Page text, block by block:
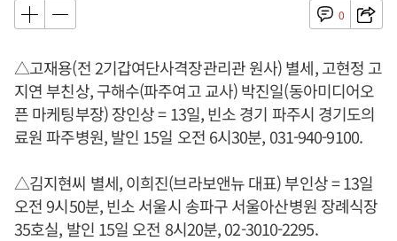
0
△고재용(전 2기갑여단사격장관리관 원사) 별세, 고현정 고
지연 부친상, 구해수(파주여고 교사) 박진일(동아미디어오
픈 마케팅부장) 장인상 = 13일, 빈소 경기 파주시 경기도의
료원 파주병원, 발인 15일 오전 6시30분, 031-940-9100.
△김지현씨 별세, 이희진(브라보앤뉴 대표) 부인상 = 13일
오전 9시50분, 빈소 서울시 송파구 서울아산병원 장례식장
35호실, 발인 15일 오전 8시20분, 02-3010-2295.